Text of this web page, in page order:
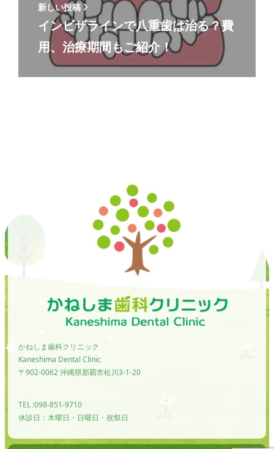
新しい投稿
インビザラインで八重歯は治る？費
用、治療期間もご紹介！
かねしま歯科クリニック
Kaneshima Dental Clinic
〒902-0062 沖縄県那覇市松川3-1-20
TEL :098-851-9710
休診日：木曜日・日曜日・祝祭日